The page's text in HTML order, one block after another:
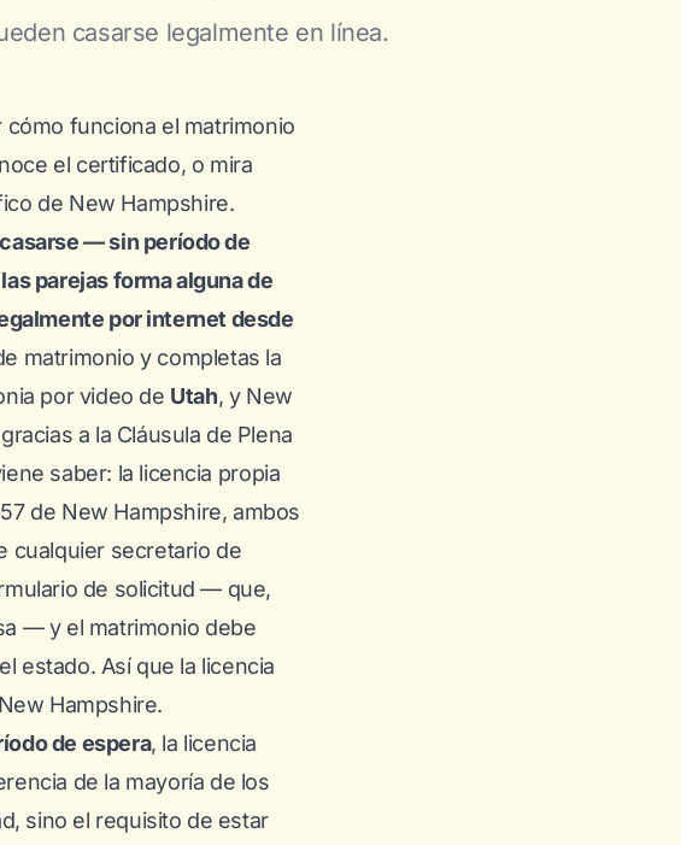
casarse legalmente en línea.
cómo funciona el matrimonio
el certificado, o mira
de New Hampshire.
— sin período de
parejas forma alguna de
por internet desde
matrimonioycompletas la
por video de Utah, y New
a la Cláusula de Plena
saber: la licencia propia
de New Hampshire, ambos
cualquier secretario de
de solicitud — que,
— y el matrimonio debe
estado. Así que la licencia
Hampshire.
de espera, la licencia
de la mayoría de los
sino el requisito de estar